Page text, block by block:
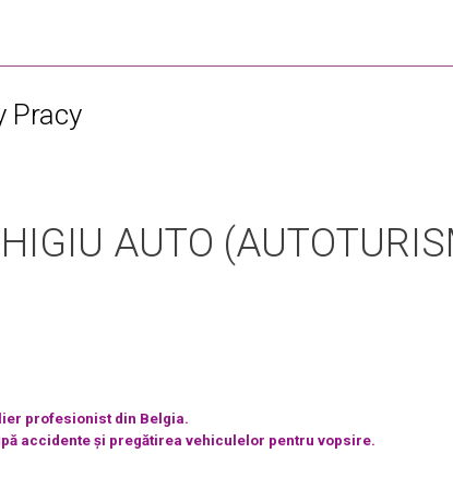
Pracy
AUTO
profesionist din Belgia.
accidente și pregătirea vehiculelor pentru vopsire.